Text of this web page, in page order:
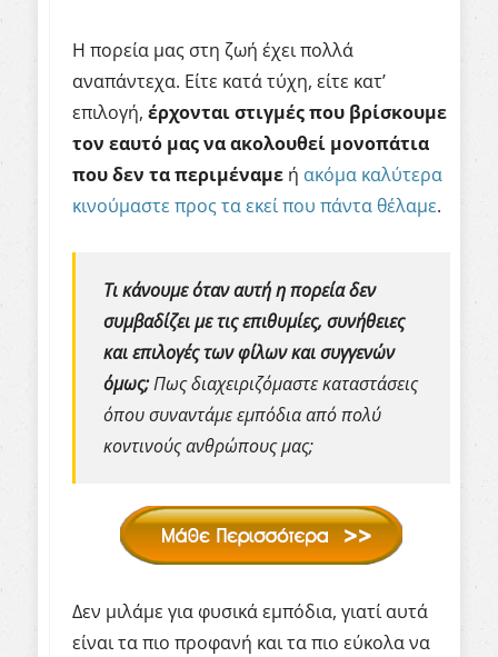
Η πορεία μας στη ζωή έχει πολλά
αναπάντεχα. Είτε κατά τύχη, είτε κατ’
επιλογή, έρχονται στιγμές που βρίσκουμε
τον εαυτό μας να ακολουθεί μονοπάτια
που δεν τα περιμέναμε ή ακόμα καλύτερα
κινούμαστε προς τα εκεί που πάντα θέλαμε.
Τι κάνουμε όταν αυτή η πορεία δεν
συμβαδίζει με τις επιθυμίες, συνήθειες
και επιλογές των φίλων και συγγενών
όμως;Πως διαχειριζόμαστε καταστάσεις
όπου συναντάμε εμπόδια από πολύ
κοντινούς ανθρώπους μας;
Δεν μιλάμε για φυσικά εμπόδια, γιατί αυτά
είναι τα πιο προφανή και τα πιο εύκολα να